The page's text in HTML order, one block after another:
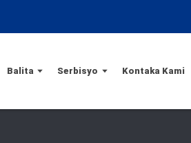
Balita Serbisyo Kontaka Kami